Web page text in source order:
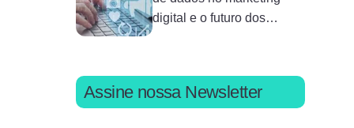
digital e o futuro dos
Assine nossa Newsletter